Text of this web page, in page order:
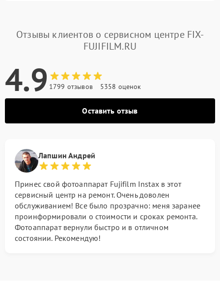
Отзывы клиентов о сервисном центре FIX-
FUJIFILM.RU
4.9 1799 отзывов 5358 оценок
Оставить отзыв
Лапшин Андрей
Принес свой фотоаппарат Fujifilm Instax в этот
сервисный центр на ремонт. Очень доволен
обслуживанием! Все было прозрачно: меня заранее
проинформировали о стоимости и сроках ремонта.
Фотоаппарат вернули быстро и в отличном
состоянии. Рекомендую!